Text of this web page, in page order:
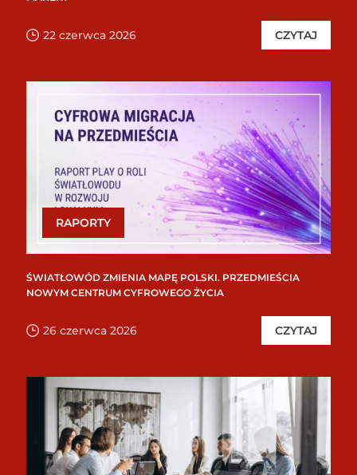
22 czerwca 2026 CZYTAJ
RAPORTY
ŚWIATŁOWÓD ZMIENIA MAPĘ POLSKI. PRZEDMIEŚCIA
NOWYM CENTRUM CYFROWEGO ŻYCIA
26 czerwca 2026 CZYTAJ